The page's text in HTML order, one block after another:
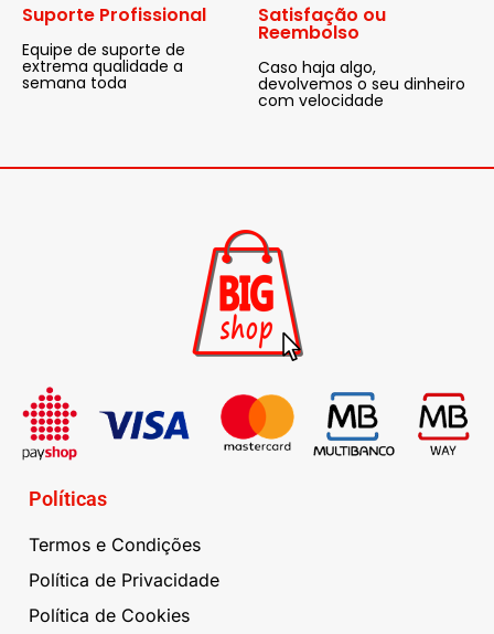
Suporte Profissional
Equipe de suporte de
extrema qualidade a
semana toda
Satisfação ou
Reembolso
Caso haja algo,
devolvemos o seu dinheiro
com velocidade
Políticas
Termos e Condições
Política de Privacidade
Política de Cookies